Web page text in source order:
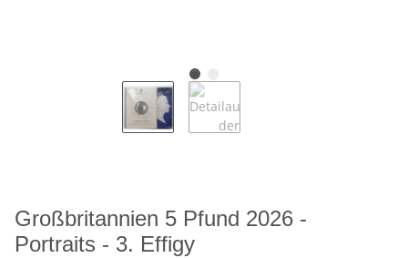
Großbritannien 5 Pfund 2026 -
Portraits - 3. Effigy